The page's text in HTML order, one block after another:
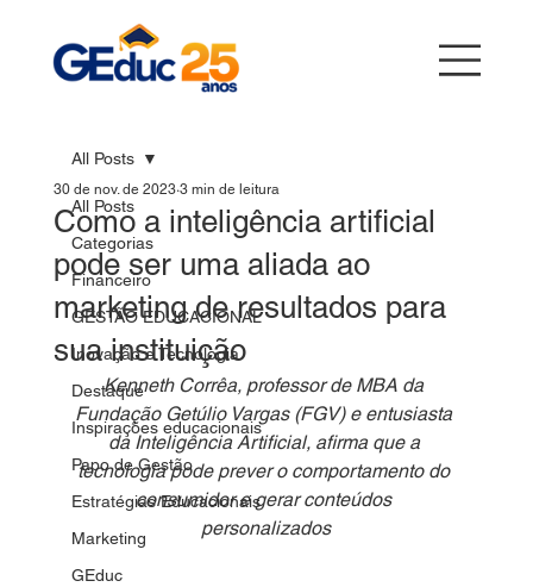
All Posts
Categorias
Financeiro
GESTÃO EDUCACIONAL
Inovação e Tecnologia
Destaque
Inspirações educacionais
Papo de Gestão
Estratégias Educacionais
Marketing
GEduc
All Posts
Como a inteligência artificial
pode ser uma aliada ao
marketing de resultados para
sua instituição
30 de nov. de 2023 3 min de leitura
Kenneth Corrêa, professor de MBA da
Fundação Getúlio Vargas (FGV) e entusiasta
da Inteligência Artificial, afirma que a
tecnologia pode prever o comportamento do
consumidor e gerar conteúdos
personalizados